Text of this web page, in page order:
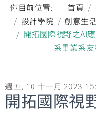
你目前位置:
首頁
設計學院
創意生
開拓國際視野之AI
系畢業系
週五, 10 十一月 2023
開拓國際視